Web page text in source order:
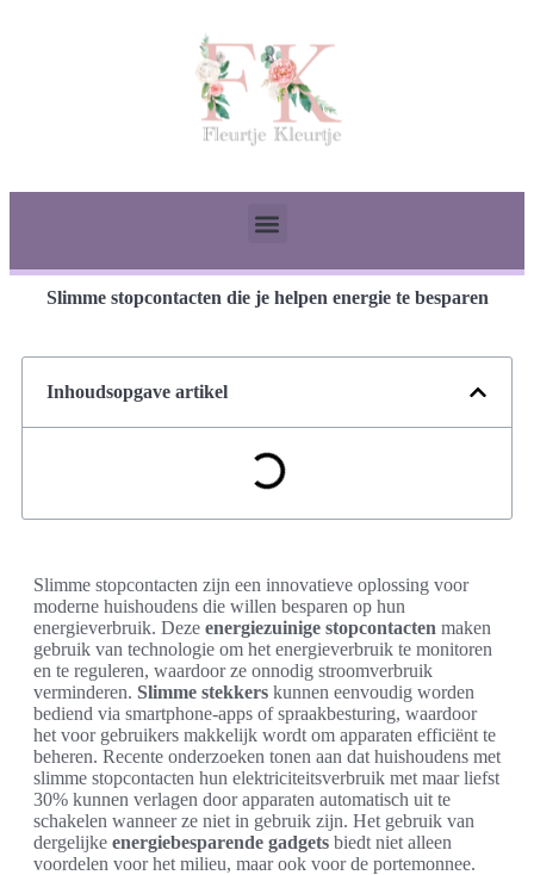
Slimme stopcontacten die je helpen energie te besparen
Inhoudsopgave artikel
Slimme stopcontacten zijn een innovatieve oplossing voor
moderne huishoudens die willen besparen op hun
energieverbruik. Deze energiezuinige stopcontacten maken
gebruik van technologie om het energieverbruik te monitoren
en te reguleren, waardoor ze onnodig stroomverbruik
verminderen. Slimme stekkers kunnen eenvoudig worden
bediend via smartphone-apps of spraakbesturing, waardoor
het voor gebruikers makkelijk wordt om apparaten efficiënt te
beheren. Recente onderzoeken tonen aan dat huishoudens met
slimme stopcontacten hun elektriciteitsverbruik met maar liefst
30% kunnen verlagen door apparaten automatisch uit te
schakelen wanneer ze niet in gebruik zijn. Het gebruik van
dergelijke energiebesparende gadgets biedt niet alleen
voordelen voor het milieu, maar ook voor de portemonnee.